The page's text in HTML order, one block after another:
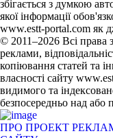
збігається з думкою
якої інформації
www.estt-portal.com як
© 2011–2026 Всі права
реклами,
копіювання статей та
власності сайту
видимого та
безпосередньо над або
ПРО ПРОЕКТ